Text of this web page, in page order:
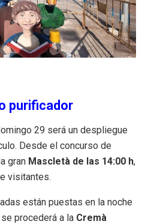
purificador
29 será un despliegue
Desde el concurso de
gran Mascletà de las 14:00 h,
visitantes.
están puestas en la noche
procederá a la Cremà